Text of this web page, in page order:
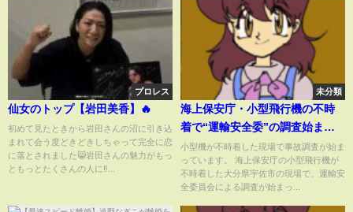
プロレス
仙女のトップ【岩田美香】🔥
初めて見たときから岩田さんの沼に引き込
まれて会う度どきどきしちゃって完全に恋
に落とされました😸岩田さんの魅力がもっ
ともっとたくさんの人に‼️...
未分類
海上保安庁・小型飛行機の不時
着で“運輸安全委”の調査始ま
る 大分県宇佐市｜
TBS NEWS DIG
小型機が不時着した現場で事故調査が始ま
っています。 海上保安庁の小型飛行機が
不時着した大分県宇佐市の現場で、運輸安
全委員会による調査が始まっ...